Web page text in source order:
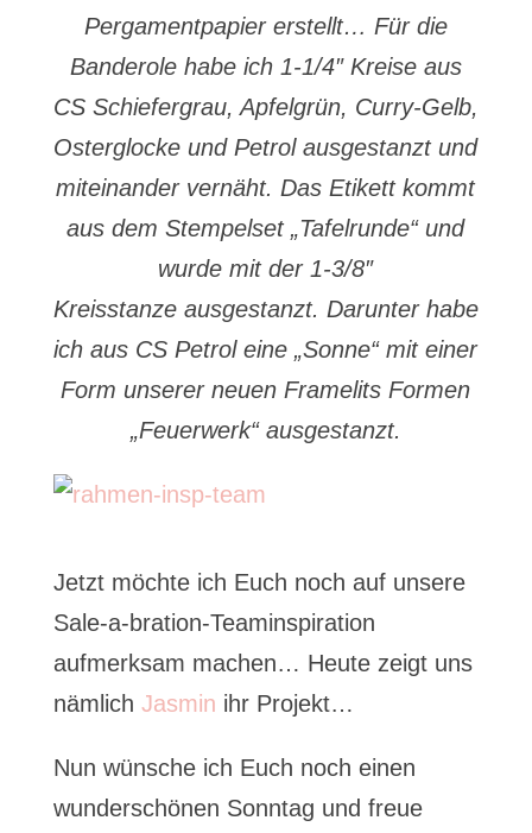
Pergamentpapier erstellt… Für die
Banderole habe ich 1-1/4″ Kreise aus
CS Schiefergrau, Apfelgrün, Curry-Gelb,
Osterglocke und Petrol ausgestanzt und
miteinander vernäht. Das Etikett kommt
aus dem Stempelset „Tafelrunde“ und
wurde mit der 1-3/8″
Kreisstanze ausgestanzt. Darunter habe
ich aus CS Petrol eine „Sonne“ mit einer
Form unserer neuen Framelits Formen
„Feuerwerk“ ausgestanzt.
Jetzt möchte ich Euch noch auf unsere
Sale-a-bration-Teaminspiration
aufmerksam machen… Heute zeigt uns
nämlich Jasmin ihr Projekt…
Nun wünsche ich Euch noch einen
wunderschönen Sonntag und freue